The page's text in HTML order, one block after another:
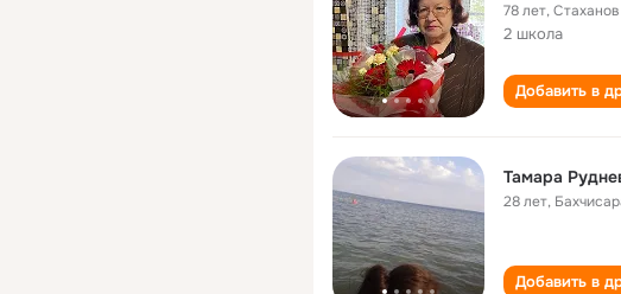
78 лет,Стаханов
2 школа
Добавить в
Тамара
28 лет,
Добавить в